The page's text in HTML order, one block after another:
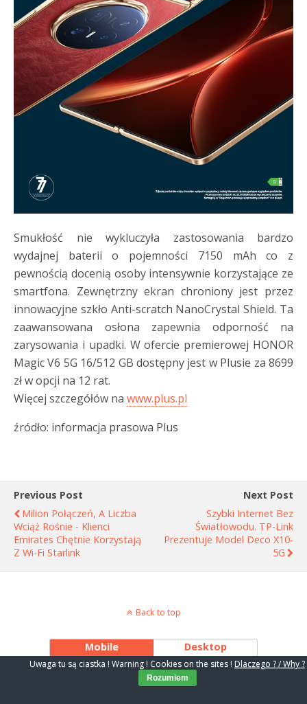
Smukłość nie wykluczyła zastosowania bardzo
wydajnej baterii o pojemności 7150 mAh co z
pewnością docenią osoby intensywnie korzystające ze
smartfona. Zewnętrzny ekran chroniony jest przez
innowacyjne szkło Anti-scratch NanoCrystal Shield. Ta
zaawansowana osłona zapewnia odporność na
zarysowania i upadki. W ofercie premierowej HONOR
Magic V6 5G 16/512 GB dostępny jest w Plusie za 8699
zł w opcji na 12 rat.
Więcej szczegółów na www.plus.pl
źródło: informacja prasowa Plus
Previous Post
Milion Połączeń, A Liczba
Wciąż Rośnie - Klienci
Emirates Chętnie Korzystają
Z Wi-Fi Starlink
Next Post
Szybki Internet Bez
Światłowodu. TP-Link
Prezentuje Model Deco X10-
5G
Back to top
Mobile Desktop
Uwaga tu są ciastka ! Warning ! Cookies on the sites ! Dlaczego ? / Why ?
Rozumiem